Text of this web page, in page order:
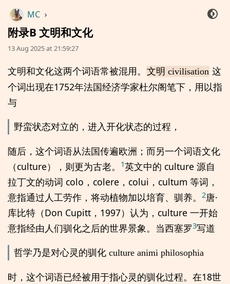
MC ›
附录B 文明和文化
13 Aug 2025 at 21:59:27
文明和文化这两个词语常被混用。 文明 civilisation 这
个词出现在1752年法国经济学家杜尔阁笔下，用以指
与
野蛮状态对立的，进入开化状态的过程，
随后，这个词语从法国传遍欧洲；而另一个词语文化
（culture），则更为古老。
1英文中的 culture 源自
拉丁文的动词 colo，colere，colui，cultum 等词，
意指通过人工劳作，将动植物加以培育、驯养。 2唐·
库比特（Don Cupitt，1997）认为，culture 一开始
意指经由人们驯化之后的世界景象。当西塞罗3写道
哲学乃是对心灵的驯化 culture animi philosophia
时，这个词语已经被用于指心灵的驯化过程。在18世